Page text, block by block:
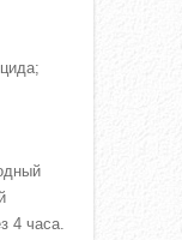
4 часа.